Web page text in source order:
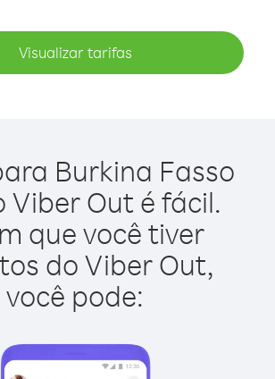
Visualizar tarifas
Burkina Fasso
Viber Out é fácil.
que você tiver
do Viber Out,
você pode: